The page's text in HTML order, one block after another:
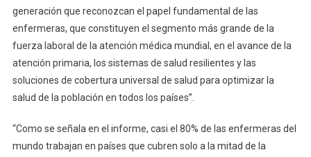
generación que reconozcan el papel fundamental de las
enfermeras, que constituyen el segmento más grande de la
fuerza laboral de la atención médica mundial, en el avance de la
atención primaria, los sistemas de salud resilientes y las
soluciones de cobertura universal de salud para optimizar la
salud de la población en todos los países”.
“Como se señala en el informe, casi el 80% de las enfermeras del
mundo trabajan en países que cubren solo a la mitad de la